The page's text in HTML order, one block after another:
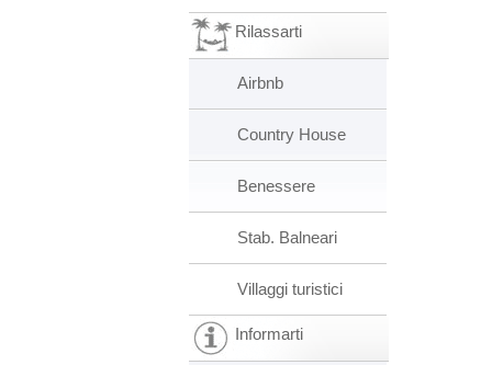
Rilassarti
Airbnb
Country House
Benessere
Stab. Balneari
Villaggi turistici
Informarti